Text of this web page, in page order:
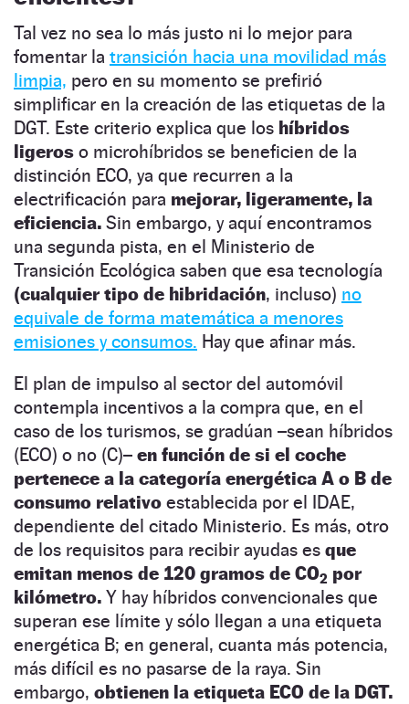
Tal vez no sea lo más justo ni lo mejor para
fomentar la transición hacia una movilidad más
limpia, pero en su momento se prefirió
simplificar en la creación de las etiquetas de la
DGT. Este criterio explica que los híbridos
ligeros o microhíbridos se beneficien de la
distinción ECO, ya que recurren a la
electrificación para mejorar, ligeramente, la
eficiencia. Sin embargo, y aquí encontramos
una segunda pista, en el Ministerio de
Transición Ecológica saben que esa tecnología
(cualquier tipo de hibridación, incluso) no
equivale de forma matemática a menores
emisiones y consumos. Hay que afinar más.
El plan de impulso al sector del automóvil
contempla incentivos a la compra que, en el
caso de los turismos, se gradúan –sean híbridos
(ECO) o no (C)– en función de si el coche
pertenece a la categoría energética A o B de
consumo relativo establecida por el IDAE,
dependiente del citado Ministerio. Es más, otro
de los requisitos para recibir ayudas es que
emitan menos de 120 gramos de CO2 por
kilómetro. Y hay híbridos convencionales que
superan ese límite y sólo llegan a una etiqueta
energética B; en general, cuanta más potencia,
más difícil es no pasarse de la raya. Sin
embargo, obtienen la etiqueta ECO de la DGT.